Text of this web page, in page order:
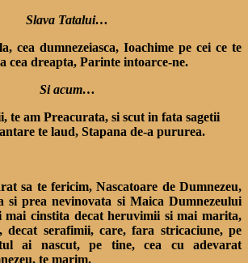
Slava Tatalui…
cea dumnezeiasca, Ioachime pe cei ce te
cea dreapta, Parinte intoarce-ne.
Si acum…
te am Preacurata, si scut in fata sagetii
te laud, Stapana de-a pururea.
sa te fericim, Nascatoare de Dumnezeu,
si prea nevinovata si Maica Dumnezeului
mai cinstita decat heruvimii si mai marita,
decat serafimii, care, fara stricaciune, pe
ai nascut, pe tine, cea cu adevarat
te marim.